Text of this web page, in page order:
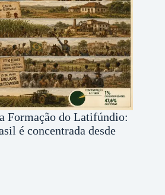
Formação do Latifúndio:
é concentrada desde